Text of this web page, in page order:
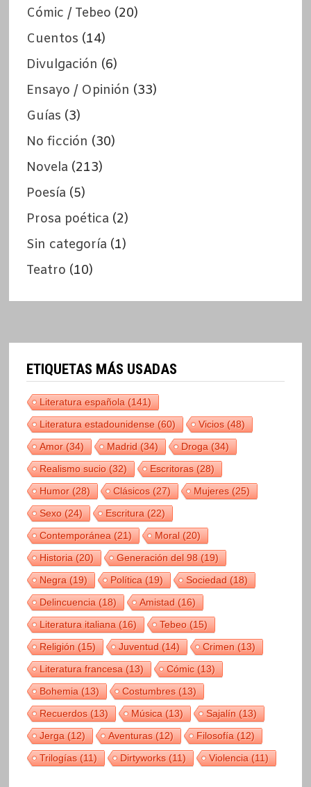
Cómic / Tebeo (20)
Cuentos (14)
Divulgación (6)
Ensayo / Opinión (33)
Guías (3)
No ficción (30)
Novela (213)
Poesía (5)
Prosa poética (2)
Sin categoría (1)
Teatro (10)
ETIQUETAS MÁS USADAS
Literatura española(141)
Literatura estadounidense(60) Vicios(48)
Amor(34) Madrid(34) Droga(34)
Realismo sucio(32) Escritoras(28)
Humor(28) Clásicos(27) Mujeres(25)
Sexo(24) Escritura(22)
Contemporánea(21) Moral(20)
Historia(20) Generación del 98(19)
Negra(19) Política(19) Sociedad(18)
Delincuencia(18) Amistad(16)
Literatura italiana(16) Tebeo(15)
Religión(15) Juventud(14) Crimen(13)
Literatura francesa(13) Cómic(13)
Bohemia(13) Costumbres(13)
Recuerdos(13) Música(13) Sajalín(13)
Jerga(12) Aventuras(12) Filosofía(12)
Trilogías(11) Dirtyworks(11) Violencia(11)